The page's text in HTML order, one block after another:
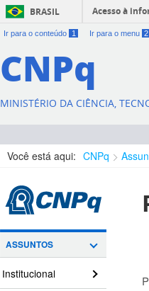
BRASIL Acesso à
Ir para o conteúdo 1 Ir para o menu 2
CNPq
MINISTÉRIO DA CIÊNCIA,
Você está aqui: CNPq
ASSUNTOS
Institucional